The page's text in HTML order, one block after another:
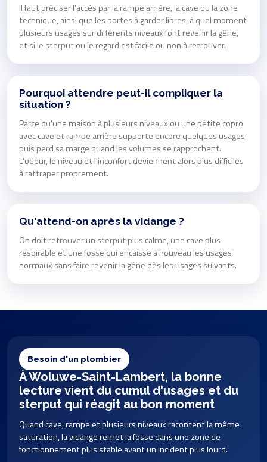
Il faut préciser l'accès par la rampe arrière, la cave ou la zone
technique, ainsi que les portes à garder libres, à quel moment
plusieurs usages sur différents niveaux font revenir la gêne,
et si le sterput ou le regard est facile ou non à retrouver.
Pourquoi attendre peut-il compliquer la
situation ?
Parce qu'une maison à plusieurs niveaux ou une petite copro
avec cave et rampe arrière supporte encore quelques usages,
puis perd sa marge quand les volumes se rapprochent.
L'odeur, le niveau et l'inconfort deviennent alors plus difficiles
à rattraper proprement.
Qu'attend-on après la vidange ?
On doit retrouver un sterput plus calme, une cave plus
respirable et une fosse qui encaisse à nouveau les usages
normaux sans faire revenir la gêne dès les usages suivants.
Besoin d'un plombier
À Woluwe-Saint-Lambert, la bonne
lecture vient du cumul d'usages et du
sterput qui réagit au bon moment
Quand cave, rampe et plusieurs niveaux racontent la même
saturation, la vidange remet la fosse dans une zone de
fonctionnement plus stable avant un incident plus lourd.